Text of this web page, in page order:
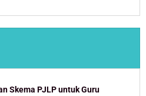
Skema PJLP untuk Guru